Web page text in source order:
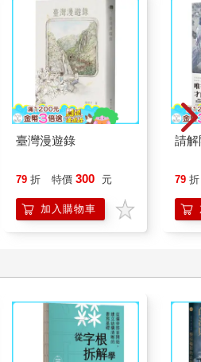
臺灣漫遊錄
79 折 特價 300 元
加入購物車
請解
79 折